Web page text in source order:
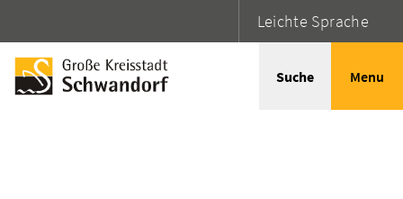
Leichte Sprache
Suche Menu